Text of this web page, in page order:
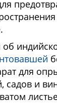
для
садов и